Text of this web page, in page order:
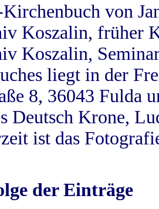
von
Koszalin, früher
Koszalin,
liegt in der
8, 36043 Fulda
Deutsch Krone,
ist das
der Einträge